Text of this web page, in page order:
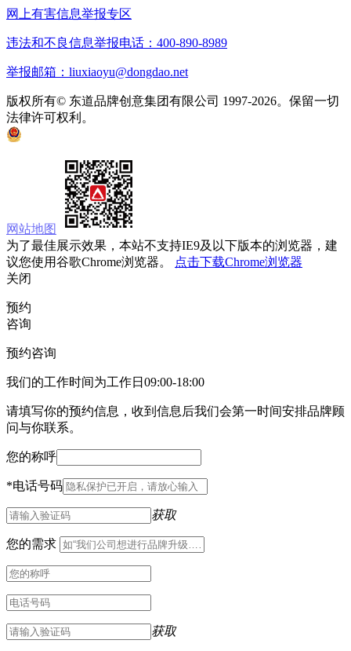
网上有害信息举报专区
违法和不良信息举报电话：400-890-8989
举报邮箱：liuxiaoyu@dongdao.net
版权所有© 东道品牌创意集团有限公司 1997-2026。保留一切
法律许可权利。
网站地图
为了最佳展示效果，本站不支持IE9及以下版本的浏览器，建
议您使用谷歌Chrome浏览器。
点击下载Chrome浏览器
关闭
预约
咨询
预约咨询
我们的工作时间为工作日09:00-18:00
请填写你的预约信息，收到信息后我们会第一时间安排品牌顾
问与你联系。
您的称呼
*电话号码
获取
您的需求
获取